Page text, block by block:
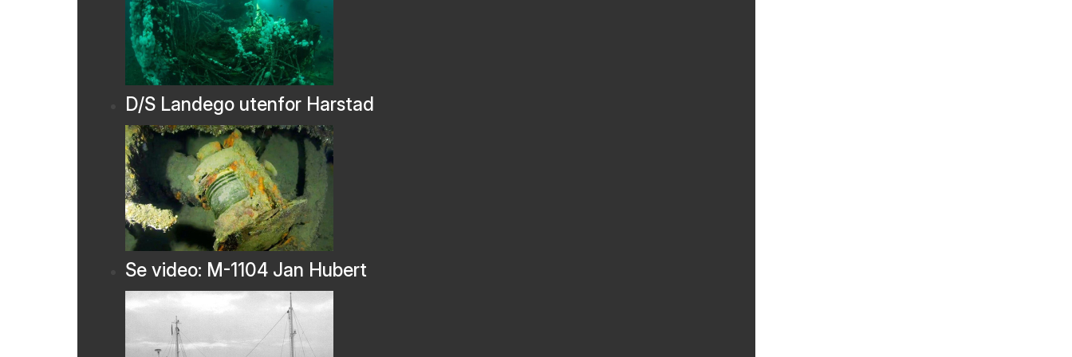
D/S Landego utenfor Harstad
Se video: M-1104 Jan Hubert